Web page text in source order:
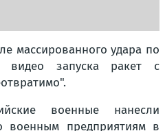
массированного удара по
видео запуска ракет с
военные нанесли
военным предприятиям в